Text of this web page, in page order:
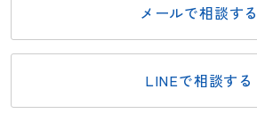
メールで相談する
LINEで相談する